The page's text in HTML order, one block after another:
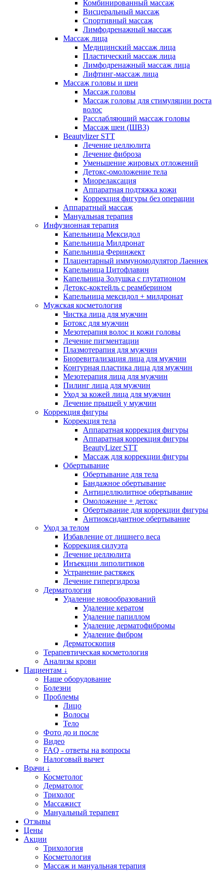
Комбинированный массаж
Висцеральный массаж
Спортивный массаж
Лимфодренажный массаж
Массаж лица
Медицинский массаж лица
Пластический массаж лица
Лимфодренажный массаж лица
Лифтинг-массаж лица
Массаж головы и шеи
Массаж головы
Массаж головы для стимуляции роста
волос
Расслабляющий массаж головы
Массаж шеи (ШВЗ)
Beautylizer STT
Лечение целлюлита
Лечение фиброза
Уменьшение жировых отложений
Детокс-омоложение тела
Миорелаксация
Аппаратная подтяжка кожи
Коррекция фигуры без операции
Аппаратный массаж
Мануальная терапия
Инфузионная терапия
Капельница Мексидол
Капельница Милдронат
Капельница Феринжект
Плацентарный иммуномодулятор Лаеннек
Капельница Цитофлавин
Капельница Золушка с глутатионом
Детокс-коктейль с реамберином
Капельница мексидол + милдронат
Мужская косметология
Чистка лица для мужчин
Ботокс для мужчин
Мезотерапия волос и кожи головы
Лечение пигментации
Плазмотерапия для мужчин
Биоревитализация лица для мужчин
Контурная пластика лица для мужчин
Мезотерапия лица для мужчин
Пилинг лица для мужчин
Уход за кожей лица для мужчин
Лечение прыщей у мужчин
Коррекция фигуры
Коррекция тела
Аппаратная коррекция фигуры
Аппаратная коррекция фигуры
BeautyLizer STT
Массаж для коррекции фигуры
Обертывание
Обертывание для тела
Бандажное обертывание
Антицеллюлитное обертывание
Омоложение + детокс
Обертывание для коррекции фигуры
Антиоксидантное обертывание
Уход за телом
Избавление от лишнего веса
Коррекция силуэта
Лечение целлюлита
Инъекции липолитиков
Устранение растяжек
Лечение гипергидроза
Дерматология
Удаление новообразований
Удаление кератом
Удаление папиллом
Удаление дерматофибромы
Удаление фибром
Дерматоскопия
Терапевтическая косметология
Анализы крови
Пациентам ↓
Наше оборудование
Болезни
Проблемы
Лицо
Волосы
Тело
Фото до и после
Видео
FAQ - ответы на вопросы
Налоговый вычет
Врачи ↓
Косметолог
Дерматолог
Трихолог
Массажист
Мануальный терапевт
Отзывы
Цены
Акции
Трихология
Косметология
Массаж и мануальная терапия